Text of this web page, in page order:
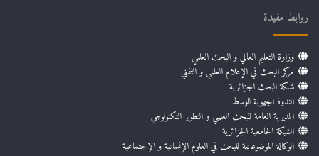
روابط مفيدة
وزارة التعليم العالي و البحث العلمي
مركز البحث في الإعلام العلمي و التقني
شبكة البحث الجزائرية
الندوة الجهوية للوسط
المديرية العامة للبحث العلمي و التطوير التكنولوجي
الشبكة الجامعية الجزائرية
الوكالة الموضوعاتية للبحث في العلوم الإنسانية و الإجتماعية